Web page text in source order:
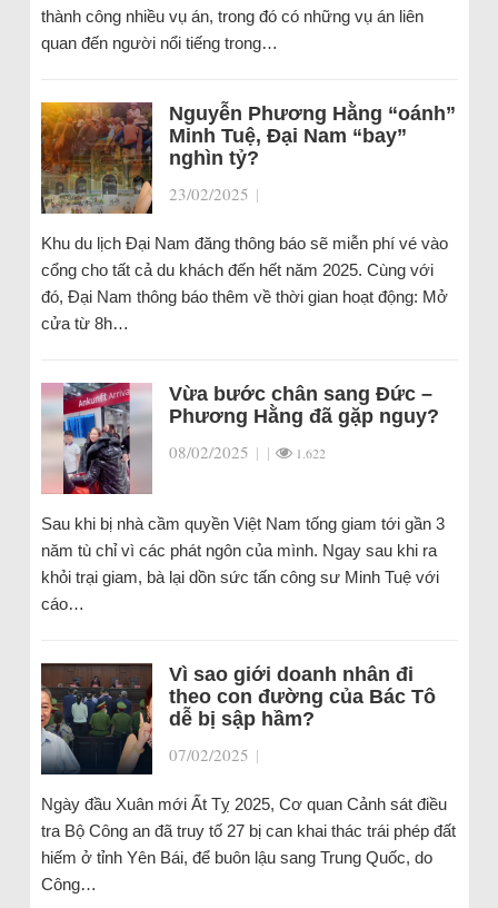
thành công nhiều vụ án, trong đó có những vụ án liên
quan đến người nổi tiếng trong…
Nguyễn Phương Hằng “oánh”
Minh Tuệ, Đại Nam “bay”
nghìn tỷ?
23/02/2025 |
Khu du lịch Đại Nam đăng thông báo sẽ miễn phí vé vào
cổng cho tất cả du khách đến hết năm 2025. Cùng với
đó, Đại Nam thông báo thêm về thời gian hoạt động: Mở
cửa từ 8h…
Vừa bước chân sang Đức –
Phương Hằng đã gặp nguy?
08/02/2025 | | 1.622
Sau khi bị nhà cầm quyền Việt Nam tống giam tới gần 3
năm tù chỉ vì các phát ngôn của mình. Ngay sau khi ra
khỏi trại giam, bà lại dồn sức tấn công sư Minh Tuệ với
cáo…
Vì sao giới doanh nhân đi
theo con đường của Bác Tô
dễ bị sập hầm?
07/02/2025 |
Ngày đầu Xuân mới Ất Tỵ 2025, Cơ quan Cảnh sát điều
tra Bộ Công an đã truy tố 27 bị can khai thác trái phép đất
hiếm ở tỉnh Yên Bái, để buôn lậu sang Trung Quốc, do
Công…